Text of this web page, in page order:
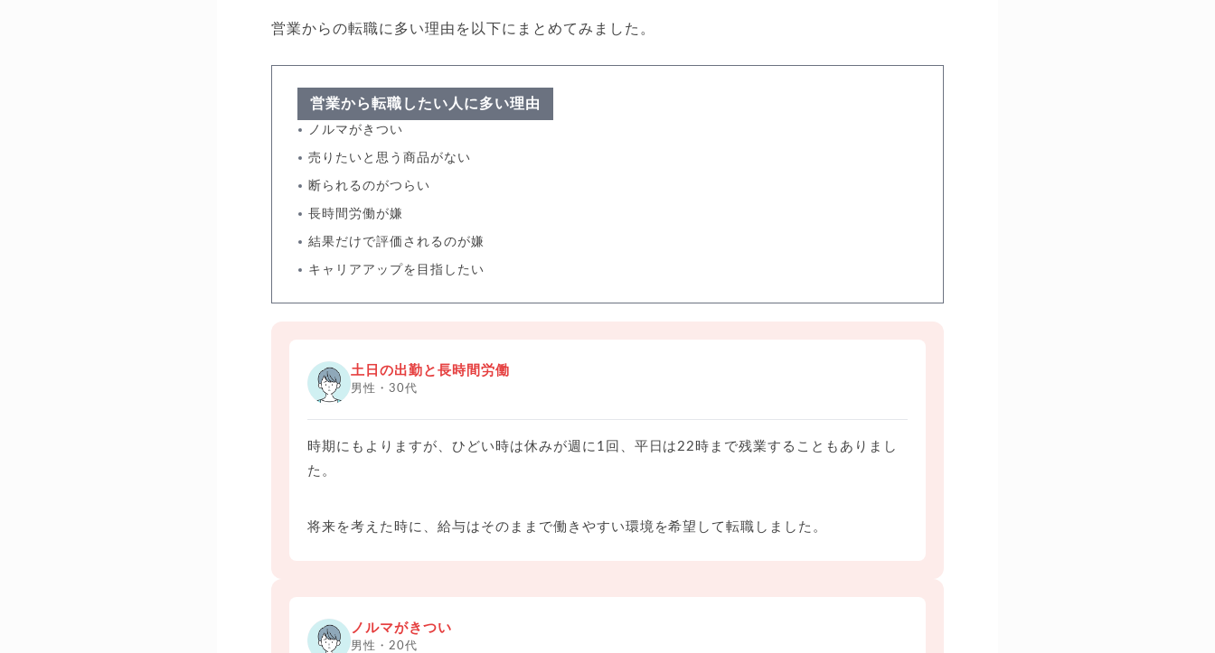
営業からの転職に多い理由を以下にまとめてみました。
営業から転職したい人に多い理由
ノルマがきつい
売りたいと思う商品がない
断られるのがつらい
長時間労働が嫌
結果だけで評価されるのが嫌
キャリアアップを目指したい
土日の出勤と長時間労働
男性・30代
時期にもよりますが、ひどい時は休みが週に1回、平日は22時まで残業することもありまし
た。
将来を考えた時に、給与はそのままで働きやすい環境を希望して転職しました。
ノルマがきつい
男性・20代